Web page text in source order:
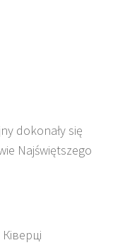
dokonały się
Najświętszego